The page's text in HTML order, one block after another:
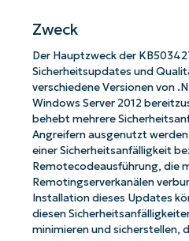
Zweck
Der Hauptzweck der
Sicherheitsupdates und
verschiedene Versionen von
Windows Server 2012
behebt mehrere
Angreifern ausgenutzt
einer Sicherheitsanfälligkeit
Remotecodeausführung, die
Remotingserverkanälen
Installation dieses Updates
diesen
minimieren und sicherstellen,